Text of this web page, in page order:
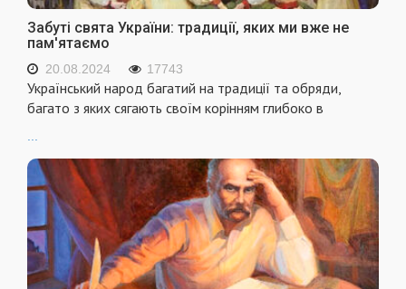
Забуті свята України: традиції, яких ми вже не
пам'ятаємо
20.08.2024 17743
Український народ багатий на традиції та обряди,
багато з яких сягають своїм корінням глибоко в
...